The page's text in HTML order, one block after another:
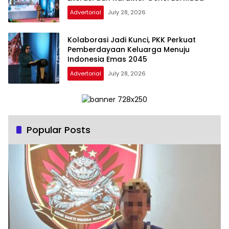
Advertorial July 28, 2026
Kolaborasi Jadi Kunci, PKK Perkuat
Pemberdayaan Keluarga Menuju
Indonesia Emas 2045
Advertorial July 28, 2026
Popular Posts